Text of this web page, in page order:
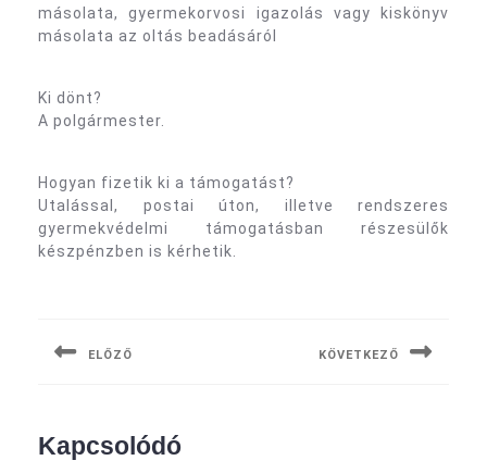
másolata, gyermekorvosi igazolás vagy kiskönyv
másolata az oltás beadásáról
Ki dönt?
A polgármester.
Hogyan fizetik ki a támogatást?
Utalással, postai úton, illetve rendszeres
gyermekvédelmi támogatásban részesülők
készpénzben is kérhetik.
ELŐZŐ KÖVETKEZŐ
Kapcsolódó